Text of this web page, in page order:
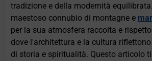
tradizione e della modernità
maestoso connubio di montagne e
per la sua atmosfera raccolta e
dove l'architettura e la cultura
di storia e spiritualità. Questo articolo